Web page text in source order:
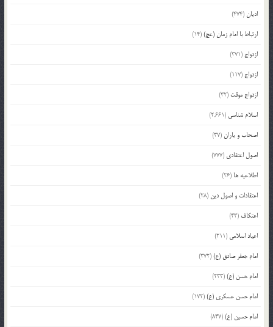
ادیان(474)
ارتباط با امام زمان (عج)(14)
ازدواج (371)
ازدواج (117)
ازدواج موقت (32)
اسلام شناسی (2,661)
اصحاب و یاران(37)
اصول اعتقادی (777)
اطلاعیه ها (26)
اعتقادات و اصول دین (28)
اعتکاف (43)
اعیاد اسلامی (211)
امام جعفر صادق (ع)(372)
امام حسن (ع)(233)
امام حسن عسکری (ع)(172)
امام حسین (ع)(847)